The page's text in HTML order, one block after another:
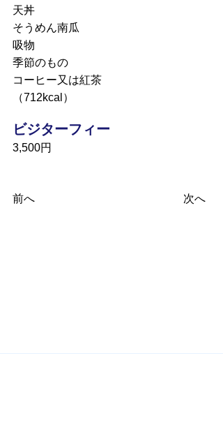
天丼
そうめん南瓜
吸物
季節のもの
コーヒー又は紅茶
（712kcal）
ビジターフィー
3,500円
前へ 次へ